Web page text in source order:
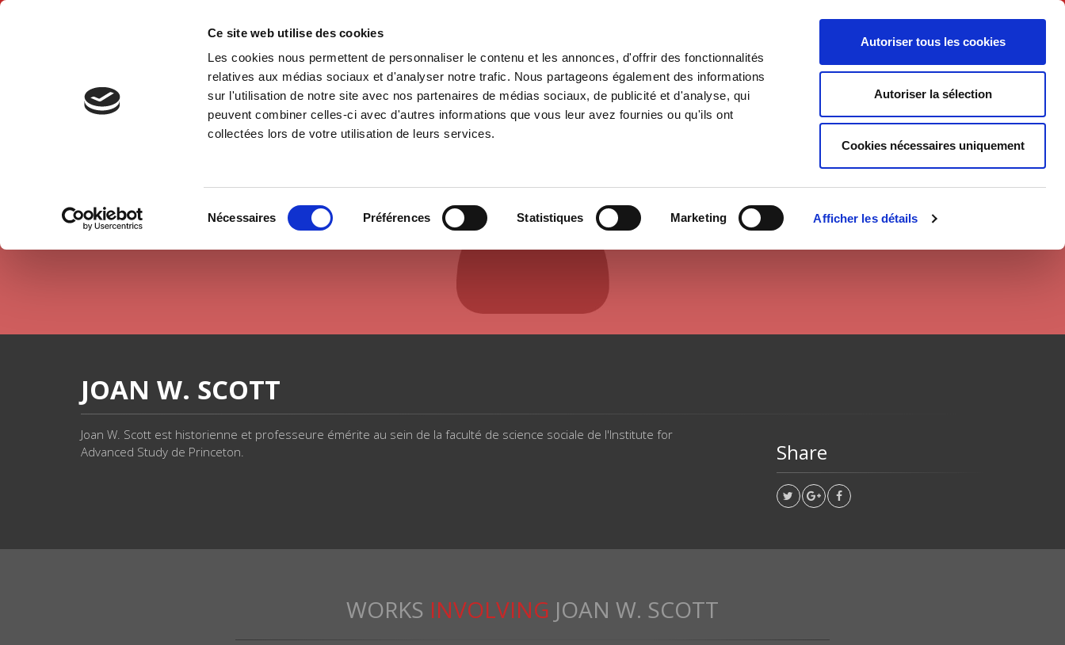
Ce site web utilise des cookies
Les cookies nous permettent de personnaliser le contenu et les annonces, d'offrir des fonctionnalités
relatives aux médias sociaux et d'analyser notre trafic. Nous partageons également des informations
sur l'utilisation de notre site avec nos partenaires de médias sociaux, de publicité et d'analyse, qui
peuvent combiner celles-ci avec d'autres informations que vous leur avez fournies ou qu'ils ont
collectées lors de votre utilisation de leurs services.
Nécessaires Préférences Statistiques Marketing Afficher les détails
Autoriser tous les cookies
Autoriser la sélection
Cookies nécessaires uniquement
English
Home Environment History International Politics
Home Joan W. Scott
AUTHORS & CONTRIBUTORS
JOAN W. SCOTT
Joan W. Scott est historienne et professeure émérite au sein de la faculté de science sociale de l'Institute for
Advanced Study de Princeton.
Share
WORKS INVOLVING JOAN W. SCOTT